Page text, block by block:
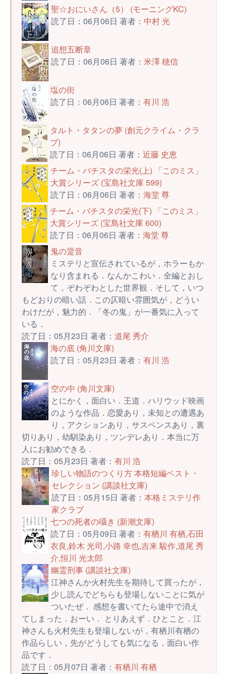
聖☆おにいさん（5） (モーニングKC)
読了日：06月06日 著者： 中村 光
追想五断章
読了日：06月06日 著者： 米澤 穂信
塩の街
読了日：06月06日 著者： 有川 浩
タルト・タタンの夢 (創元クライム・クラ
ブ)
読了日：06月06日 著者： 近藤 史恵
チーム・バチスタの栄光(上) 「このミス」
大賞シリーズ (宝島社文庫 599)
読了日：06月06日 著者： 海堂 尊
チーム・バチスタの栄光(下) 「このミス」
大賞シリーズ (宝島社文庫 600)
読了日：06月06日 著者： 海堂 尊
鬼の跫音
ミステリと宣伝されているが，ホラーもか
なり含まれる．なんかこわい．全編とおし
て，ぞわぞわとした世界観．そして，いつ
もどおりの暗い話．この仄暗い雰囲気が，どうい
わけだが，魅力的．「冬の鬼」が一番気に入って
いる．
読了日：05月23日 著者： 道尾 秀介
海の底 (角川文庫)
読了日：05月23日 著者： 有川 浩
空の中 (角川文庫)
とにかく，面白い．王道．ハリウッド映画
のような作品．恋愛あり，未知との遭遇あ
り，アクションあり，サスペンスあり，裏
切りあり，幼馴染あり，ツンデレあり．本当に万
人にお勧めできる．
読了日：05月23日 著者： 有川 浩
珍しい物語のつくり方 本格短編ベスト・
セレクション (講談社文庫)
読了日：05月15日 著者： 本格ミステリ作
家クラブ
七つの死者の囁き (新潮文庫)
読了日：05月09日 著者： 有栖川 有栖,石田
衣良,鈴木 光司,小路 幸也,吉来 駿作,道尾 秀
介,恒川 光太郎
幽霊刑事 (講談社文庫)
江神さんか火村先生を期待して買ったが，
少し読んでどちらも登場しないことに気が
ついたぜ． 感想を書いてたら途中で消え
てしまった．おーい． とりあえず．ひとこと．江
神さんも火村先生も登場しないが，有栖川有栖の
作品らしい，先がどうしても気になる，面白い作
品です．
読了日：05月07日 著者： 有栖川 有栖